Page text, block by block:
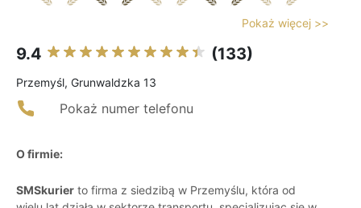
Pokaż więcej >>
9.4 (133)
Przemyśl, Grunwaldzka 13
Pokaż numer telefonu
O firmie:
SMSkurier to firma z siedzibą w Przemyślu, która od